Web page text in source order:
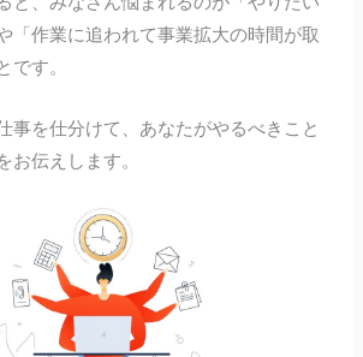
「作業に追われて事業拡大の時間が取
です。
事を仕分けて、あなたがやるべきこと
お伝えします。